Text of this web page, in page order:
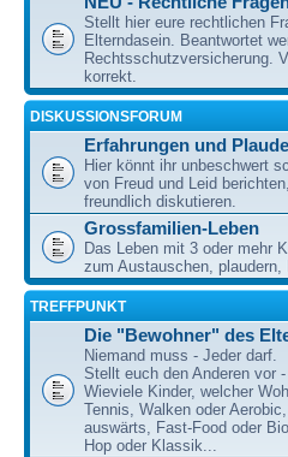
Stellt hier eure rechtlichen
Elterndasein. Beantwortet
Rechtsschutzversicherung.
korrekt.
DISKUSSIONSFORUM
Erfahrungen und
Hier könnt ihr unbeschwert
von Freud und Leid
freundlich diskutieren.
Grossfamilien-Leben
Das Leben mit 3 oder mehr
zum Austauschen, plaudern,
TREFFPUNKT
Die "Bewohner" des
Niemand muss - Jeder darf.
Stellt euch den Anderen vor
Wieviele Kinder, welcher
Tennis, Walken oder
auswärts, Fast-Food oder
Hop oder Klassik...